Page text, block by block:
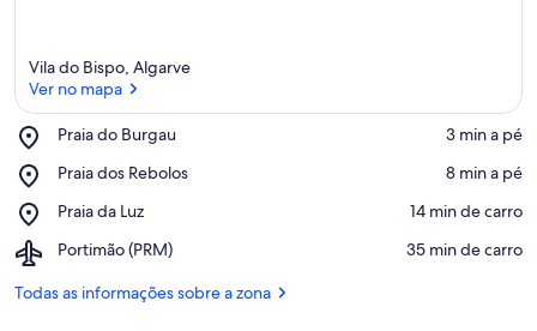
Vila do Bispo, Algarve
Ver no mapa
Praia do Burgau
Place,
do
‪3 min a pé‬
Praia dos Rebolos
Place,
dos
‪8 min a pé‬
Praia da Luz
Place,
da
‪14 min de carro‬
Portimão (PRM)
Airport,
(PRM)
‪35 min de carro‬
Todas as informações sobre a zona